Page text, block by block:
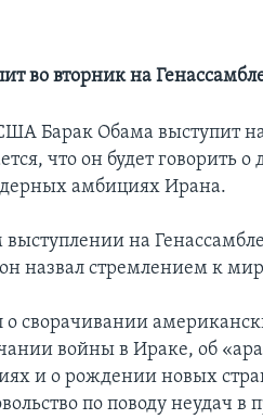
во вторник на
Барак Обама выступит
что он будет говорить о
амбициях Ирана.
на
он назвал стремлением к
о сворачивании
войны в Ираке, об
и о рождении новых
по поводу неудач в